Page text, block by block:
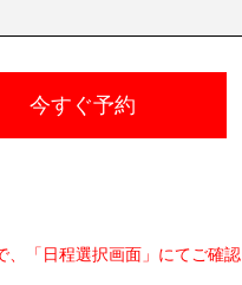
今すぐ予約
「日程選択画面」にてご確認